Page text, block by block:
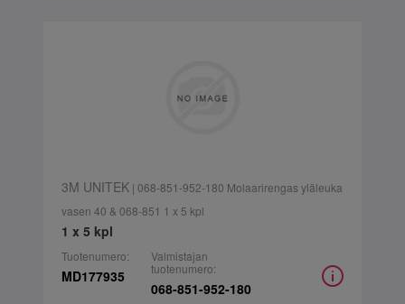
3M UNITEK| 068-851-952-180 Molaarirengas yläleuka
vasen 40 & 068-851 1 x 5 kpl
1 x 5 kpl
Tuotenumero:
MD177935
Valmistajan
tuotenumero:
068-851-952-180